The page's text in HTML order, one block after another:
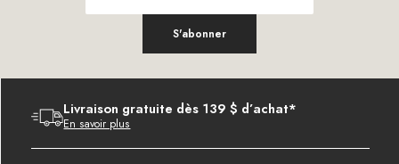
S'abonner
Livraison gratuite dès 139 $ d’achat*
En savoir plus